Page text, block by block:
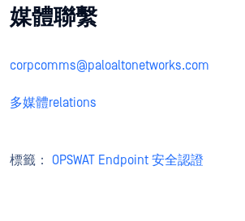
媒體聯繫
corpcomms@paloaltonetworks.com
多媒體relations
標籤： OPSWAT Endpoint 安全認證